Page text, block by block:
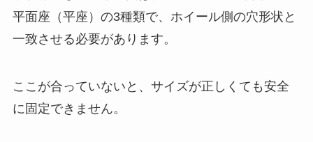
平面座（平座）の3種類で、ホイール側の穴形状と
一致させる必要があります。
ここが合っていないと、サイズが正しくても安全
に固定できません。